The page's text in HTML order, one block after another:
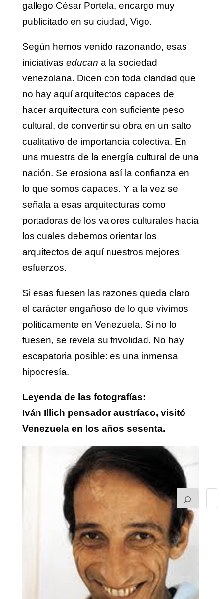
gallego César Portela, encargo muy
publicitado en su ciudad, Vigo.
Según hemos venido razonando, esas
iniciativas educan a la sociedad
venezolana. Dicen con toda claridad que
no hay aquí arquitectos capaces de
hacer arquitectura con suficiente peso
cultural, de convertir su obra en un salto
cualitativo de importancia colectiva. En
una muestra de la energía cultural de una
nación. Se erosiona así la confianza en
lo que somos capaces. Y a la vez se
señala a esas arquitecturas como
portadoras de los valores culturales hacia
los cuales debemos orientar los
arquitectos de aquí nuestros mejores
esfuerzos.
Si esas fuesen las razones queda claro
el carácter engañoso de lo que vivimos
políticamente en Venezuela. Si no lo
fuesen, se revela su frivolidad. No hay
escapatoria posible: es una inmensa
hipocresía.
Leyenda de las fotografías:
Iván Illich pensador austríaco, visitó
Venezuela en los años sesenta.